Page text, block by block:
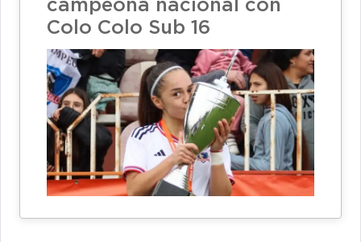
campeona nacional con
Colo Colo Sub 16